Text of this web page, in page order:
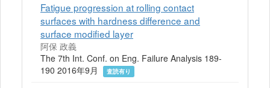
Fatigue progression at rolling contact
surfaces with hardness difference and
surface modified layer
阿保 政義
The 7th Int. Conf. on Eng. Failure Analysis 189-
190 2016年9月
査読有り